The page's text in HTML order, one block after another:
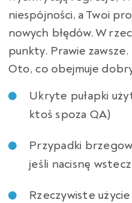
niespójności, a Twoi
nowych błędów. W
punkty. Prawie zawsze.
Oto, co obejmuje
Ukryte pułapki
ktoś spoza QA)
Przypadki
jeśli nacisnę wstecz
Rzeczywiste